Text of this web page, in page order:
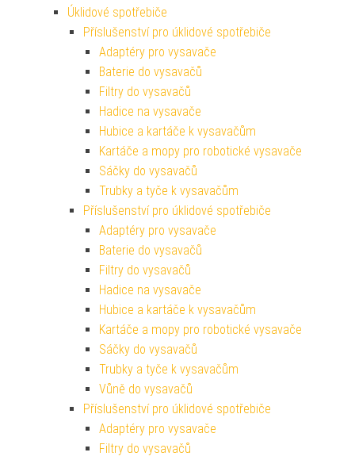
Úklidové spotřebiče
Příslušenství pro úklidové spotřebiče
Adaptéry pro vysavače
Baterie do vysavačů
Filtry do vysavačů
Hadice na vysavače
Hubice a kartáče k vysavačům
Kartáče a mopy pro robotické vysavače
Sáčky do vysavačů
Trubky a tyče k vysavačům
Příslušenství pro úklidové spotřebiče
Adaptéry pro vysavače
Baterie do vysavačů
Filtry do vysavačů
Hadice na vysavače
Hubice a kartáče k vysavačům
Kartáče a mopy pro robotické vysavače
Sáčky do vysavačů
Trubky a tyče k vysavačům
Vůně do vysavačů
Příslušenství pro úklidové spotřebiče
Adaptéry pro vysavače
Filtry do vysavačů